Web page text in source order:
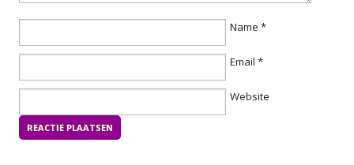
Name *
Email *
Website